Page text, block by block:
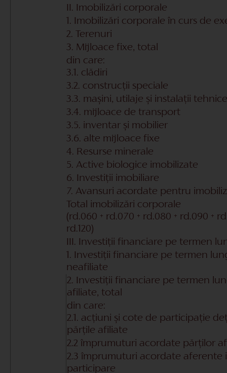
II. Imobilizări corporale
1. Imobilizări corporale în curs de
2. Terenuri
3. Mijloace fixe, total
din care:
3.1. clădiri
3.2. construcții speciale
3.3. mașini, utilaje și instalații tehnice
3.4. mijloace de transport
3.5. inventar și mobilier
3.6. alte mijloace fixe
4. Resurse minerale
5. Active biologice imobilizate
6. Investiții imobiliare
7. Avansuri acordate pentru
Total imobilizări corporale
(rd.060 + rd.070 + rd.080 + rd.090 +
rd.120)
III. Investiții financiare pe termen
1. Investiții financiare pe termen
neafiliate
2. Investiții financiare pe termen
afiliate, total
din care:
2.1. acțiuni și cote de participație
părțile afiliate
2.2 împrumuturi acordate părților
2.3 împrumuturi acordate aferente
participare